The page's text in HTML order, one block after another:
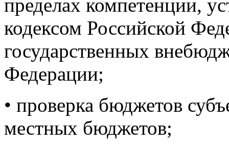
пределах компетенции,
кодексом Российской
государственных
Федерации;
• проверка бюджетов
местных бюджетов;